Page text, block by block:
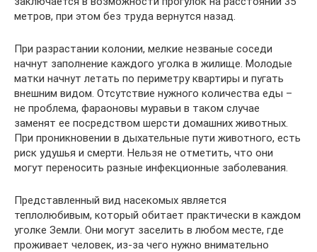
метров, при этом без труда вернутся назад.
При разрастании колонии, мелкие незваные соседи
начнут заполнение каждого уголка в жилище. Молодые
матки начнут летать по периметру квартиры и пугать
внешним видом. Отсутствие нужного количества еды –
не проблема, фараоновы муравьи в таком случае
заменят ее посредством шерсти домашних животных.
При проникновении в дыхательные пути животного, есть
риск удушья и смерти. Нельзя не отметить, что они
могут переносить разные инфекционные заболевания.
Представленный вид насекомых является
теплолюбивым, который обитает практически в каждом
уголке Земли. Они могут заселить в любом месте, где
проживает человек, из-за чего нужно внимательно